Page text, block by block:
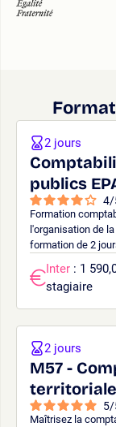
publics
4/
Formation
l'organisation de
formation de 2
2 jours
Inter : 1
stagiaire
M57 -
5/
Maîtrisez la
2 jours